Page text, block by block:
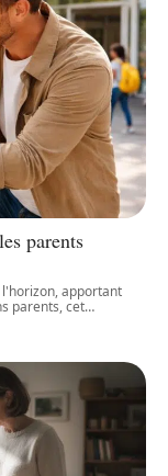
parents
apportant
parents, cet…